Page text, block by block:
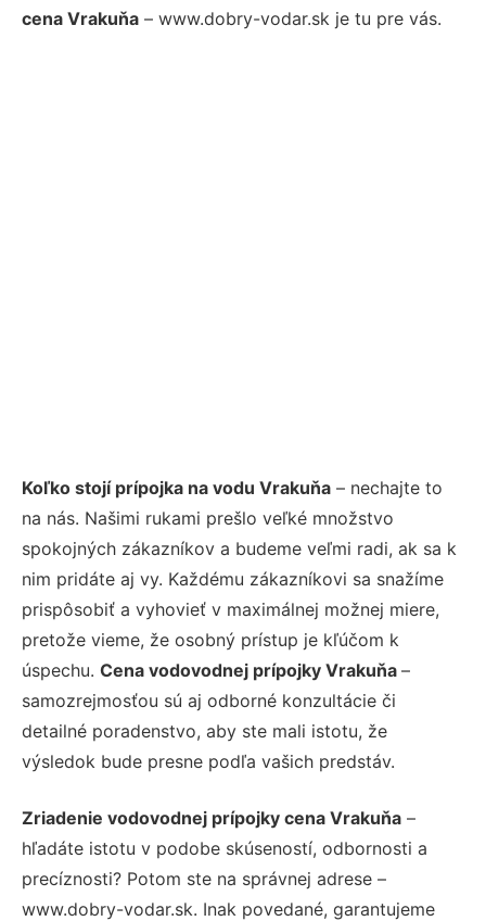
cena Vrakuňa – www.dobry-vodar.sk je tu pre vás.
Koľko stojí prípojka na vodu Vrakuňa – nechajte to
na nás. Našimi rukami prešlo veľké množstvo
spokojných zákazníkov a budeme veľmi radi, ak sa k
nim pridáte aj vy. Každému zákazníkovi sa snažíme
prispôsobiť a vyhovieť v maximálnej možnej miere,
pretože vieme, že osobný prístup je kľúčom k
úspechu. Cena vodovodnej prípojky Vrakuňa –
samozrejmosťou sú aj odborné konzultácie či
detailné poradenstvo, aby ste mali istotu, že
výsledok bude presne podľa vašich predstáv.
Zriadenie vodovodnej prípojky cena Vrakuňa –
hľadáte istotu v podobe skúseností, odbornosti a
precíznosti? Potom ste na správnej adrese –
www.dobry-vodar.sk. Inak povedané, garantujeme